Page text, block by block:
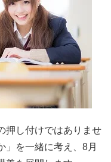
押し付けではありませ
」を一緒に考え、8月